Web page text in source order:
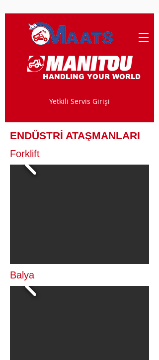
HANDLING YOUR WORLD
Yetkili Servis Girişi
ENDÜSTRİ ATAŞMANLARI
Forklift
Balya